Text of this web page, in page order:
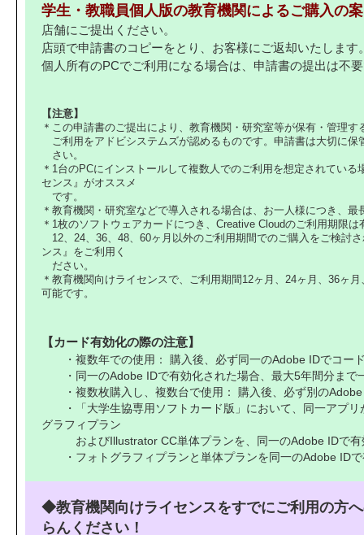
学生・教職員個人版の教育機関によるご購入の
店舗にご提出ください。
店頭で申請書のコピーをとり、お客様にご返却いたします
個人所有のPCでご利用になる場合は、申請書の提出は不
【注意】
＊この申請書のご提出により、教育機関・研究室等が保有・管理す
ご利用をアドビシステムズが認めるものです。申請書は大切に保
さい。
＊1台のPCにインストールして複数人でのご利用を想定されている
センス』がオススメ
です。
＊教育機関・研究室などで導入される場合は、お一人様につき、
＊1枚のソフトウェアカードにつき、Creative Cloudのご利用期限
12、24、36、48、60ヶ月以外のご利用期間でのご購入をご検討
ンス』をご利用く
ださい。
＊教育機関向けライセンスで、ご利用期間12ヶ月、24ヶ月、36ヶ
可能です。
【カード有効化の際の注意】
・複数年での使用： 購入後、必ず同一のAdobe IDでコー
・同一のAdobe IDで有効化された場合、最大5年間分まで
・複数枚購入し、複数台で使用： 購入後、必ず別のAdobe
・「大学生協専用ソフトカード版」において、同一アプリ
グラフィプラン
およびIllustrator CC単体プランを、同一のAdobe IDで有
・ フォトグラフィプランと単体プランを同一のAdobe ID
◆教育機関向けライセンスをすでにご利用の方
らんください！